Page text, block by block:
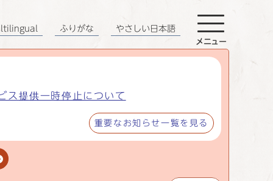
ス提供一時停止について
重要なお知らせ一覧を見る
ふりがな やさしい日本語
メニュー